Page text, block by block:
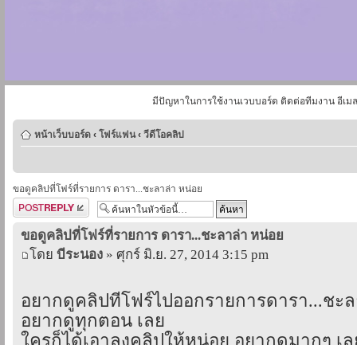
มีปัญหาในการใช้งานเวบบอร์ด ติดต่อทีมงาน อีเม
หน้าเว็บบอร์ด ‹ โฟร์แฟน ‹ วีดีโอคลิป
ขอดูคลิปที่โฟร์ที่รายการ ดารา...ชะลาล่า หน่อย
ตอบกระทู้
ขอดูคลิปที่โฟร์ที่รายการ ดารา...ชะลาล่า หน่อย
โดย บีระนอง » ศุกร์ มิ.ย. 27, 2014 3:15 pm
อยากดูคลิปที่โฟร์ไปออกรายการดารา...ชะ
อยากดูทุกตอน เลย
ใครก็ได้เอาลงคลิปให้หน่อย อยากดูมากๆ เ